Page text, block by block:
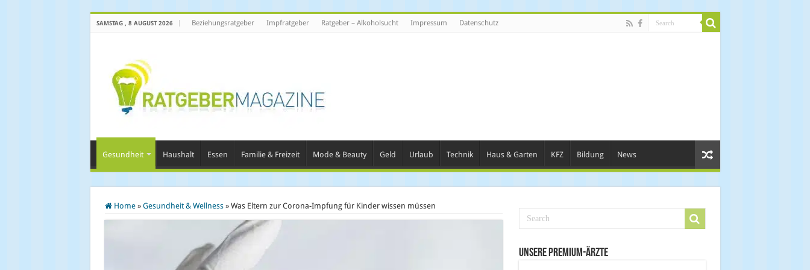
SAMSTAG , 8 AUGUST 2026 Beziehungsratgeber Impfratgeber Ratgeber – Alkoholsucht Impressum Datenschutz
Gesundheit Haushalt Essen Familie & Freizeit Mode & Beauty Geld Urlaub Technik Haus & Garten KFZ Bildung News
Home » Gesundheit & Wellness » Was Eltern zur Corona-Impfung für Kinder wissen müssen
Unsere Premium-Ärzte